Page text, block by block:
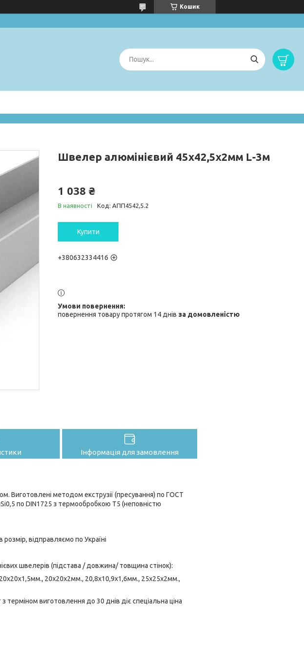
Кошик
Швелер алюмінієвий 45х42,5х2мм L-3м
1 038 ₴
В наявності Код: АПП4542,5.2
Купити
+380632334416
повернення товару протягом 14 днів за домовленістю
Інформація для замовлення
Виготовлені методом екструзії (пресування) по ГОСТ
по DIN1725 з термообробкою Т5 (неповністю
відправляємо по Україні
швелерів (підстава / довжина/ товщина стінок):
20х20х2мм., 20,8х10,9х1,6мм., 25х25х2мм.,
виготовлення до 30 днів діє спеціальна ціна